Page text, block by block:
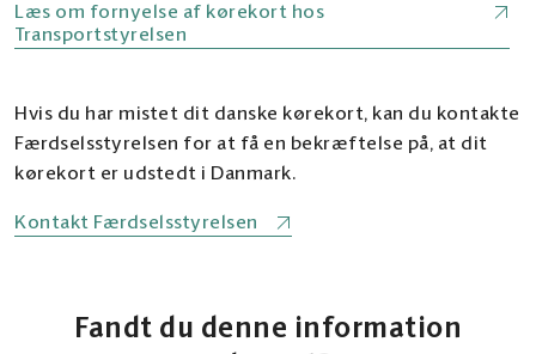
Læs om fornyelse af kørekort hos
Transportstyrelsen
Hvis du har mistet dit danske kørekort, kan du kontakte
Færdselsstyrelsen for at få en bekræftelse på, at dit
kørekort er udstedt i Danmark.
Kontakt Færdselsstyrelsen
Fandt du denne information